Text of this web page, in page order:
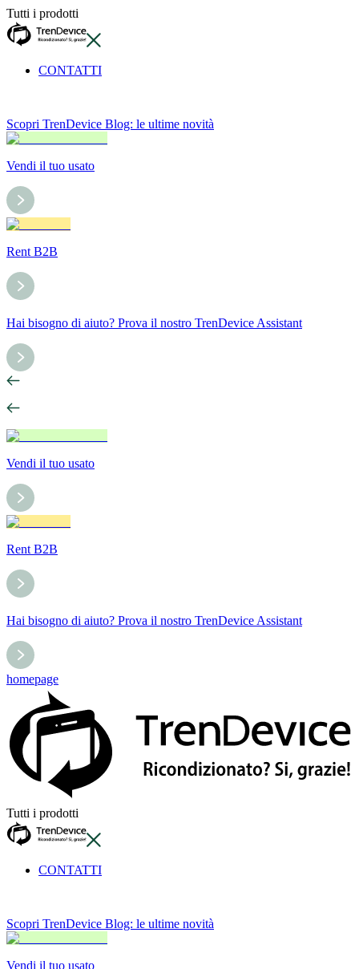
Tutti i prodotti
CONTATTI
Scopri TrenDevice Blog: le ultime novità
Vendi il tuo usato
Rent B2B
Hai bisogno di aiuto? Prova il nostro TrenDevice Assistant
Vendi il tuo usato
Rent B2B
Hai bisogno di aiuto? Prova il nostro TrenDevice Assistant
homepage
Tutti i prodotti
CONTATTI
Scopri TrenDevice Blog: le ultime novità
Vendi il tuo usato